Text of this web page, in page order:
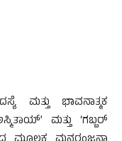
ಮತ್ತು ಭಾವನಾತ್ಮಕ
ಮತ್ತು ‘ಗಬ್ಬರ್